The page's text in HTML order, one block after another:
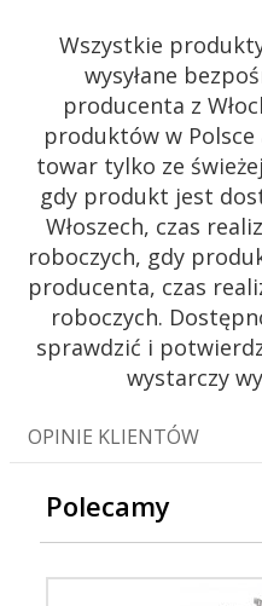
Wszystkie
wysyłane
producenta z
produktów w
towar tylko ze
gdy produkt jest
Włoszech, czas
roboczych, gdy
producenta, czas
roboczych.
sprawdzić i
wystarczy
OPINIE KLIENTÓW
Polecamy